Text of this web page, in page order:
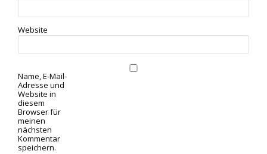
Website
Name, E-Mail-
Adresse und
Website in
diesem
Browser für
meinen
nächsten
Kommentar
speichern.